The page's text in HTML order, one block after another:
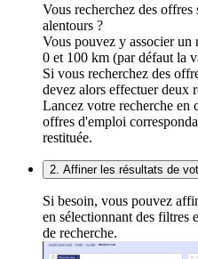
Vous recherchez des offres
alentours ?
Vous pouvez y associer un
0 et 100 km (par défaut la
Si vous recherchez des
devez alors effectuer deux
Lancez votre recherche en
offres d'emploi
restituée.
2. Affiner les résultats de
Si besoin, vous pouvez
en sélectionnant des filtres
de recherche.